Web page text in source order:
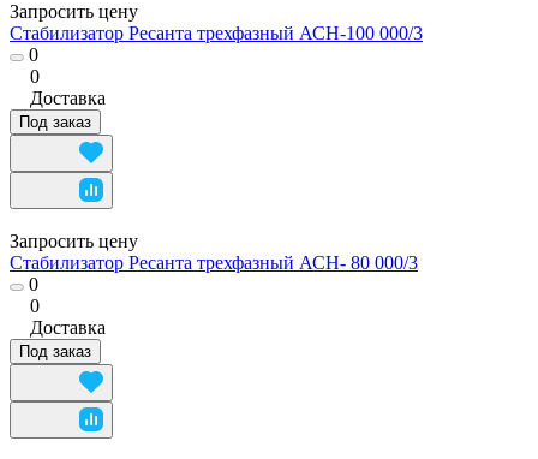
Запросить цену
Стабилизатор Ресанта трехфазный АСН-100 000/3
0
0
Доставка
Под заказ
Запросить цену
Стабилизатор Ресанта трехфазный АСН- 80 000/3
0
0
Доставка
Под заказ